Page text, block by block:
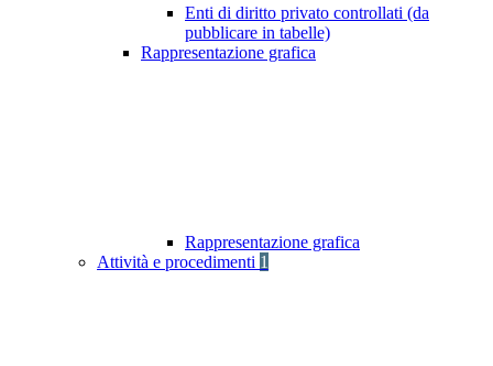
Enti di diritto privato controllati (da
pubblicare in tabelle)
Rappresentazione grafica
Rappresentazione grafica
Attività e procedimenti 1